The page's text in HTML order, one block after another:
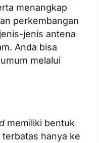
menangkap
perkembangan
jenis antena
Anda bisa
melalui
memiliki bentuk
hanya ke